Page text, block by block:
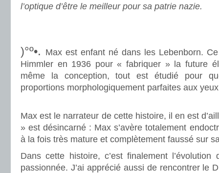
l’optique d’être le meilleur pour sa patrie nazie.
)°º•. Max est enfant né dans les Lebenborn.
Himmler en 1936 pour « fabriquer » la future
même la conception, tout est étudié pour
proportions morphologiquement parfaites aux
Max est le narrateur de cette histoire, il en est
» est désincarné : Max s’avère totalement
à la fois très mature et complètement faussé sur
Dans cette histoire, c’est finalement
passionnée. J’ai apprécié aussi de rencontrer le